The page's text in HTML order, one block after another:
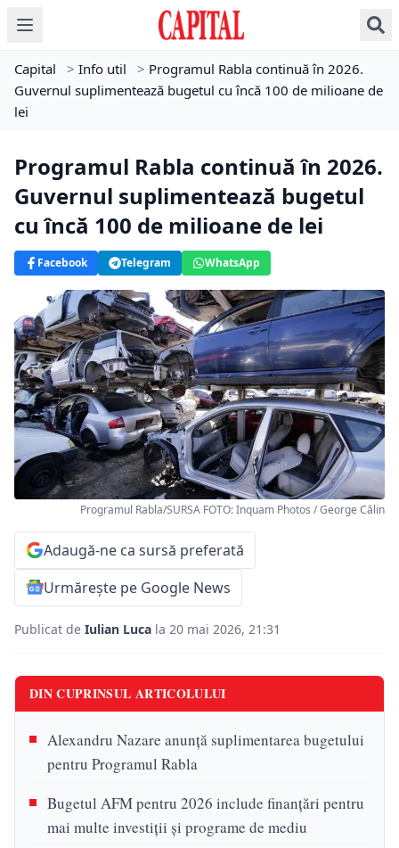
Capital > Info util > Programul Rabla continuă în 2026.
Guvernul suplimentează bugetul cu încă 100 de milioane de
lei
Programul Rabla continuă în 2026.
Guvernul suplimentează bugetul
cu încă 100 de milioane de lei
Facebook Telegram WhatsApp
Programul Rabla/SURSA FOTO: Inquam Photos / George Călin
Adaugă-ne ca sursă preferată
Urmărește pe Google News
Publicat de Iulian Luca la 20 mai 2026, 21:31
DIN CUPRINSUL ARTICOLULUI
Alexandru Nazare anunță suplimentarea bugetului
pentru Programul Rabla
Bugetul AFM pentru 2026 include finanțări pentru
mai multe investiții și programe de mediu